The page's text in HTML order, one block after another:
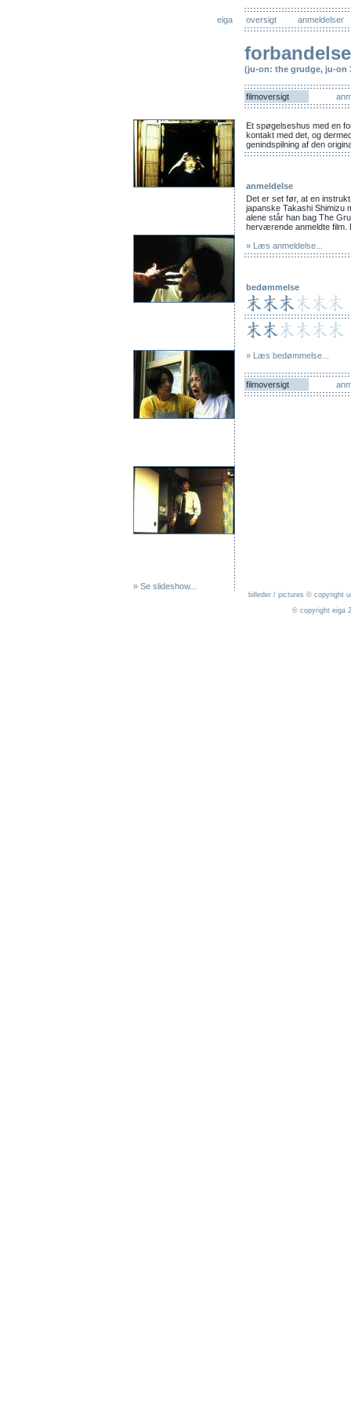
eiga oversigt anmeldelser
(ju-on: the grudge, ju-on
filmoversigt
» Se slideshow...
Et spøgelseshus med en
kontakt med det, og
genindspilning af den
anmeldelse
Det er set før, at en
japanske Takashi
alene står han bag The
herværende anmeldte film.
» Læs anmeldelse...
bedømmelse
» Læs bedømmelse...
filmoversigt
billeder / pictures © copyright
© copyright eiga